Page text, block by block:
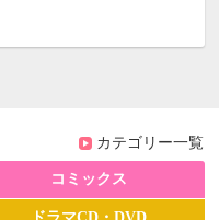
カテゴリー一覧
コミックス